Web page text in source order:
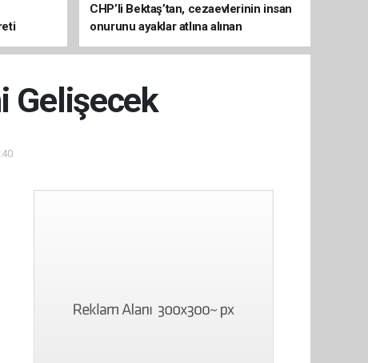
CHP’li Bektaş’tan, cezaevlerinin insan
onurunu ayaklar atlına alınan
mekânlara dönüşmesine tepki
Gelişecek